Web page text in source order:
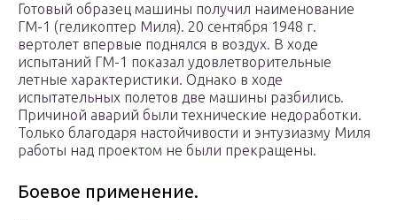
Готовый образец машины получил наименование
ГМ-1 (геликоптер Миля). 20 сентября 1948 г.
вертолет впервые поднялся в воздух. В ходе
испытаний ГМ-1 показал удовлетворительные
летные характеристики. Однако в ходе
испытательных полетов две машины разбились.
Причиной аварий были технические недоработки.
Только благодаря настойчивости и энтузиазму Миля
работы над проектом не были прекращены.
Боевое применение.